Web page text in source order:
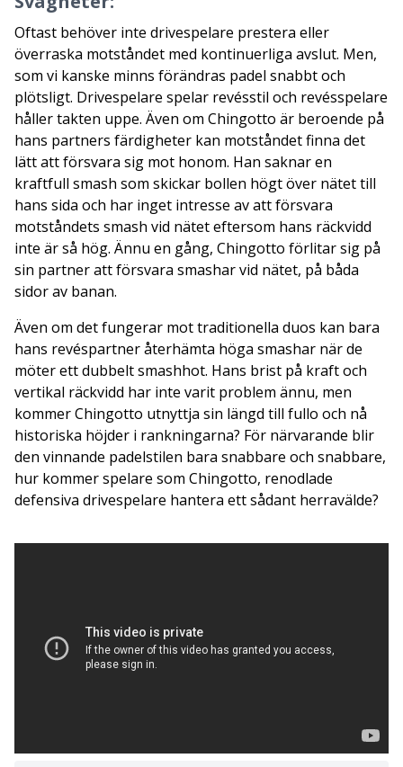
Oftast behöver inte drivespelare prestera eller
överraska motståndet med kontinuerliga avslut. Men,
som vi kanske minns förändras padel snabbt och
plötsligt. Drivespelare spelar revésstil och revésspelare
håller takten uppe. Även om Chingotto är beroende på
hans partners färdigheter kan motståndet finna det
lätt att försvara sig mot honom. Han saknar en
kraftfull smash som skickar bollen högt över nätet till
hans sida och har inget intresse av att försvara
motståndets smash vid nätet eftersom hans räckvidd
inte är så hög. Ännu en gång, Chingotto förlitar sig på
sin partner att försvara smashar vid nätet, på båda
sidor av banan.
Även om det fungerar mot traditionella duos kan bara
hans revéspartner återhämta höga smashar när de
möter ett dubbelt smashhot. Hans brist på kraft och
vertikal räckvidd har inte varit problem ännu, men
kommer Chingotto utnyttja sin längd till fullo och nå
historiska höjder i rankningarna? För närvarande blir
den vinnande padelstilen bara snabbare och snabbare,
hur kommer spelare som Chingotto, renodlade
defensiva drivespelare hantera ett sådant herravälde?